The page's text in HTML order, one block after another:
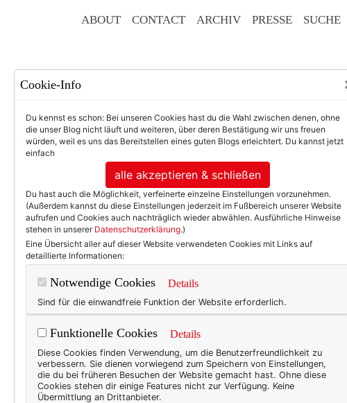
ABOUT CONTACT ARCHIV PRESSE SUCHE
For
BEAUTY &
Lanvin. (Für Biggi
Lanvin - klingt das nicht wie ein
schlechthin? Lan-vin. Ihr müsst
der (für mich) noch klangvoller ist
Wie also kann man Lanvin nicht
ersten Haute-Couture-Häuser,
Cookie-Info
Du kennst es schon: Bei unseren Cookies hast du die Wahl zwischen denen, ohne
die unser Blog nicht läuft und weiteren, über deren Bestätigung wir uns freuen
würden, weil es uns das Bereitstellen eines guten Blogs erleichtert. Du kannst jetzt
einfach
alle akzeptieren & schließen
Du hast auch die Möglichkeit, verfeinerte einzelne Einstellungen vorzunehmen.
(Außerdem kannst du diese Einstellungen jederzeit im Fußbereich unserer Website
aufrufen und Cookies auch nachträglich wieder abwählen. Ausführliche Hinweise
stehen in unserer Datenschutzerklärung.)
Eine Übersicht aller auf dieser Website verwendeten Cookies mit Links auf
detaillierte Informationen:
Notwendige Cookies Details
Sind für die einwandfreie Funktion der Website erforderlich.
Funktionelle Cookies Details
Diese Cookies finden Verwendung, um die Benutzerfreundlichkeit zu
verbessern. Sie dienen vorwiegend zum Speichern von Einstellungen,
die du bei früheren Besuchen der Website gemacht hast. Ohne diese
Cookies stehen dir einige Features nicht zur Verfügung. Keine
Übermittlung an Drittanbieter.